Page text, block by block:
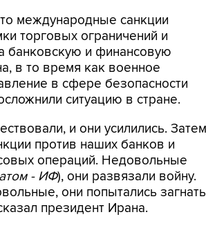
международные санкции
торговых ограничений и
банковскую и финансовую
в то время как военное
в сфере безопасности
ситуацию в стране.
и они усилились. Затем
против наших банков и
операций. Недовольные
- ИФ), они развязали войну.
они попытались загнать
президент Ирана.